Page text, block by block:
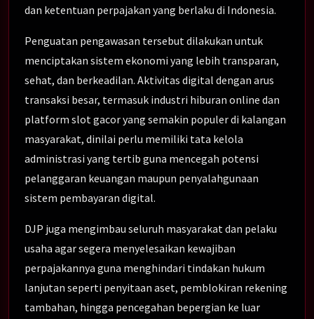
dan ketentuan perpajakan yang berlaku di Indonesia.
Penguatan pengawasan tersebut dilakukan untuk
menciptakan sistem ekonomi yang lebih transparan,
sehat, dan berkeadilan. Aktivitas digital dengan arus
transaksi besar, termasuk industri hiburan online dan
platform slot gacor yang semakin populer di kalangan
masyarakat, dinilai perlu memiliki tata kelola
administrasi yang tertib guna mencegah potensi
pelanggaran keuangan maupun penyalahgunaan
sistem pembayaran digital.
DJP juga mengimbau seluruh masyarakat dan pelaku
usaha agar segera menyelesaikan kewajiban
perpajakannya guna menghindari tindakan hukum
lanjutan seperti penyitaan aset, pemblokiran rekening
tambahan, hingga pencegahan bepergian ke luar